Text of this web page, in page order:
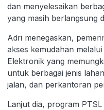
dan menyelesaikan
yang masih berlangsung
Adri menegaskan,
akses kemudahan
Elektronik yang
untuk berbagai jenis
jalan, dan perkantoran
Lanjut dia, program